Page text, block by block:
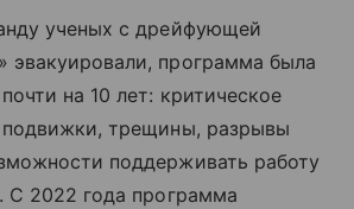
ученых с дрейфующей
эвакуировали, программа была
на 10 лет: критическое
подвижки, трещины, разрывы
поддерживать работу
С 2022 года программа